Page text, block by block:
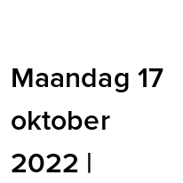
Maandag 17
oktober
2022 |